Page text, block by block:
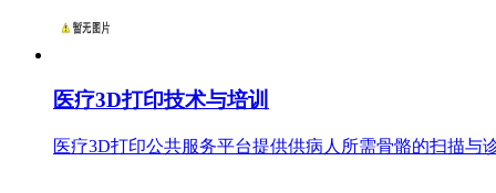
医疗3D打印技术与培训
医疗3D打印公共服务平台提供供病人所需骨骼的扫描与